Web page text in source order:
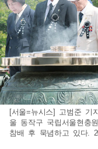
[서울=뉴시스] 고범준
울 동작구 국립서울현충
참배 후 묵념하고 있다.